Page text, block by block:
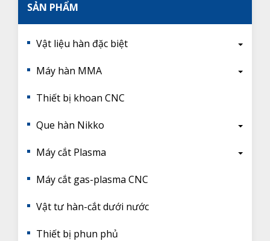
SẢN PHẨM
Vật liệu hàn đặc biệt
Máy hàn MMA
Thiết bị khoan CNC
Que hàn Nikko
Máy cắt Plasma
Máy cắt gas-plasma CNC
Vật tư hàn-cắt dưới nước
Thiết bị phun phủ